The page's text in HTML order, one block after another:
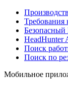
Безопасный
HeadHunter
Поиск
Поиск по
Мобильное